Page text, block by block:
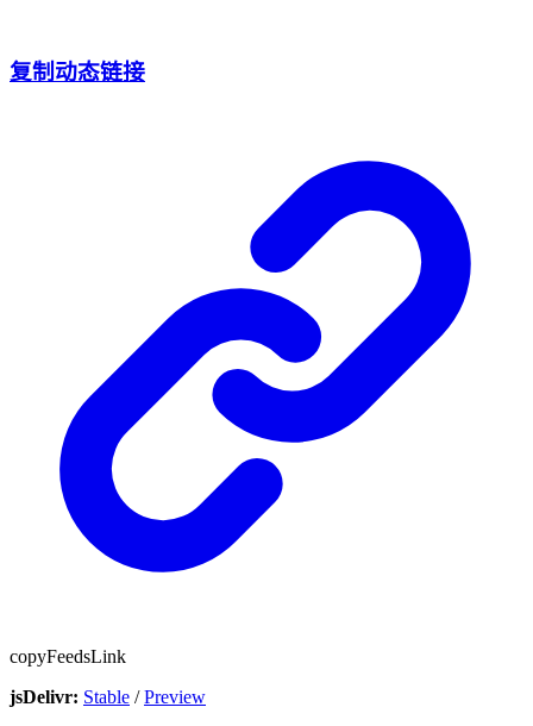
复制动态链接
copyFeedsLink
jsDelivr: Stable /Preview